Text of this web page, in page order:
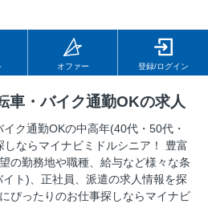
オファー 登録/ログイン
車・バイク通勤OKの求人
ク通勤OKの中⾼年(40代・50代・
ならマイナビミドルシニア！ 豊富
の勤務地や職種、給与など様々な条
ト)、正社員、派遣の求人情報を探
ぴったりのお仕事探しならマイナビ